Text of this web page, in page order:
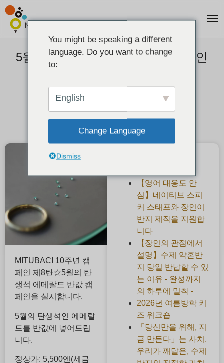
5월의 탄생석, 에메랄드 반값 캠페인
MITUBACI 10주년 캠
페인 제8탄☆5월의 탄
생석 에메랄드 반값 캠
페인을 실시합니다.
5월의 탄생석인 에메랄
드를 반값에 넣어드립
니다.
정상가: 5,500엔(세금
【영어 대응도 안
심】네이티브 스피
커 스태프와 장인이
반지 제작을 지원합
니다
【장인의 관점에서
설명】수제 약혼반
지 당일 반납할 수 있
는 이유 - 완성까지
의 하루에 밀착 -
2026년 여름방학 키
즈 워크숍
「당신만을 위해, 지
금 만든다」는 사치.
우리가 깨달은, 수제
You might be speaking a different
language. Do you want to change
to:
English
Change Language
Dismiss